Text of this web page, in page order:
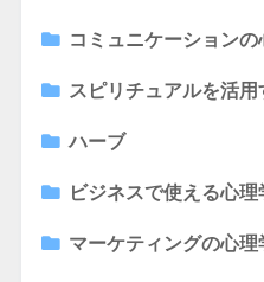
コミュニケーションの
スピリチュアルを活用
ハーブ
ビジネスで使える心理
マーケティングの心理